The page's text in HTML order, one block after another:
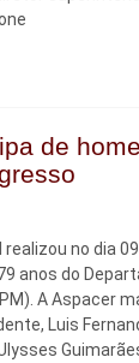
de
realizou no dia
anos do
A Aspacer
Luis